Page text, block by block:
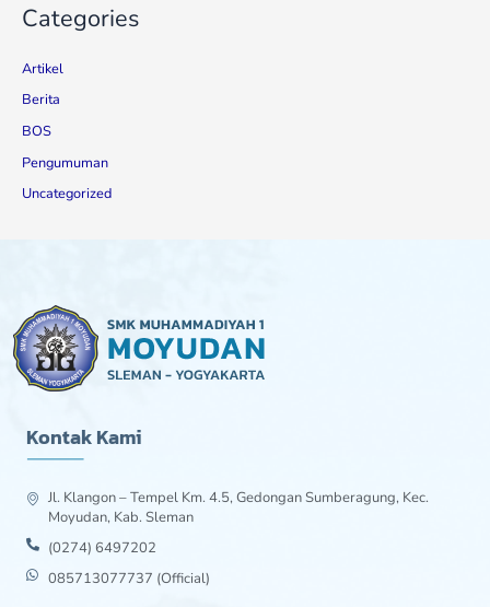
Categories
Artikel
Berita
BOS
Pengumuman
Uncategorized
Kontak Kami
Jl. Klangon – Tempel Km. 4.5, Gedongan Sumberagung, Kec.
Moyudan, Kab. Sleman
(0274) 6497202
085713077737 (Official)